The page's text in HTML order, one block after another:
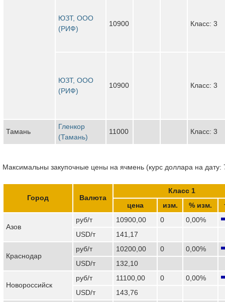
ЮЗТ, ООО
(РИФ)
10900 Класс: 3
ЮЗТ, ООО
(РИФ)
10900 Класс: 3
Тамань
Гленкор
(Тамань)
11000 Класс: 3
Максимальны закупочные цены на ячмень (курс доллара на дату:
Город Валюта
Класс 1
цена
изм. % изм.
Азов
руб/т 10900,00 0
0,00%
USD/т
141,17
Краснодар
руб/т 10200,00 0
0,00%
USD/т
132,10
Новороссийск
руб/т 11100,00 0
0,00%
USD/т
143,76